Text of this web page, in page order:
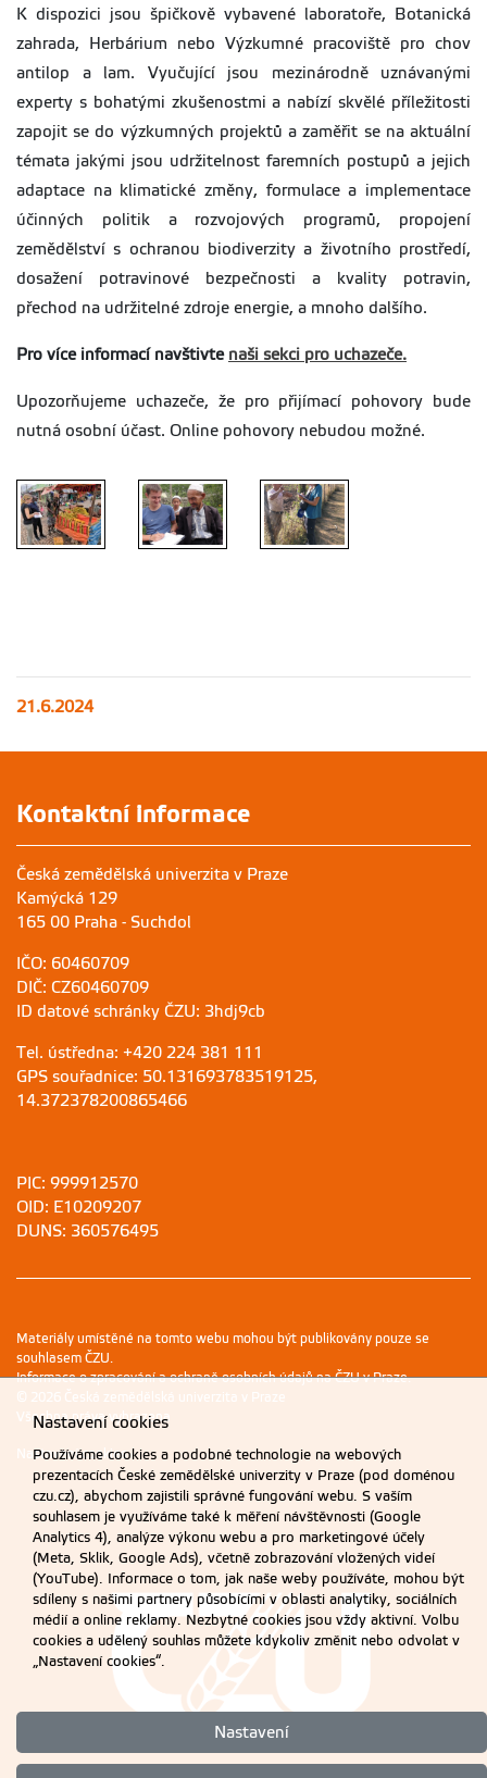
K dispozici jsou špičkově vybavené laboratoře, Botanická
zahrada, Herbárium nebo Výzkumné pracoviště pro chov
antilop a lam. Vyučující jsou mezinárodně uznávanými
experty s bohatými zkušenostmi a nabízí skvělé příležitosti
zapojit se do výzkumných projektů a zaměřit se na aktuální
témata jakými jsou udržitelnost faremních postupů a jejich
adaptace na klimatické změny, formulace a implementace
účinných politik a rozvojových programů, propojení
zemědělství s ochranou biodiverzity a životního prostředí,
dosažení potravinové bezpečnosti a kvality potravin,
přechod na udržitelné zdroje energie, a mnoho dalšího.
Pro více informací navštivte naši sekci pro uchazeče.
Upozorňujeme uchazeče, že pro přijímací pohovory bude
nutná osobní účast. Online pohovory nebudou možné.
21.6.2024
Kontaktní informace
Česká zemědělská univerzita v Praze
Kamýcká 129
165 00 Praha - Suchdol
IČO: 60460709
DIČ: CZ60460709
ID datové schránky ČZU: 3hdj9cb
Tel. ústředna: +420 224 381 111
GPS souřadnice: 50.131693783519125,
14.372378200865466
PIC: 999912570
OID: E10209207
DUNS: 360576495
Materiály umístěné na tomto webu mohou být publikovány pouze se
souhlasem ČZU.
Informace o zpracování a ochraně osobních údajů na ČZU v Praze.
© 2026 Česká zemědělská univerzita v Praze
Všechna práva vyhrazena
Nastavení cookies
Nastavení cookies
Používáme cookies a podobné technologie na webových
prezentacích České zemědělské univerzity v Praze (pod doménou
czu.cz), abychom zajistili správné fungování webu. S vaším
souhlasem je využíváme také k měření návštěvnosti (Google
Analytics 4), analýze výkonu webu a pro marketingové účely
(Meta, Sklik, Google Ads), včetně zobrazování vložených videí
(YouTube). Informace o tom, jak naše weby používáte, mohou být
sdíleny s našimi partnery působícími v oblasti analytiky, sociálních
médií a online reklamy. Nezbytné cookies jsou vždy aktivní. Volbu
cookies a udělený souhlas můžete kdykoliv změnit nebo odvolat v
„Nastavení cookies“.
Nastavení